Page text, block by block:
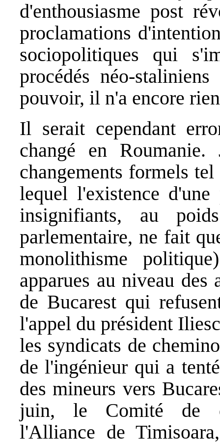
d'enthousiasme post
proclamations
sociopolitiques qui
procédés néo-
pouvoir, il n'a encore
Il serait cependant
changé en
changements formels
lequel l'existence
insignifiants, au
parlementaire, ne fait
monolithisme
apparues au niveau
de Bucarest qui
l'appel du président
les syndicats de
de l'ingénieur qui a
des mineurs vers
juin, le Comité de
l'Alliance de